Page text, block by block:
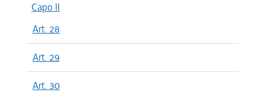
Capo II
Art. 28
Art. 29
Art. 30